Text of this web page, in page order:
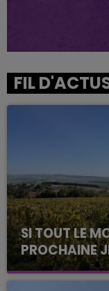
FIL
SI TOUT LE
PROCHAINE
La vendange
août dans la